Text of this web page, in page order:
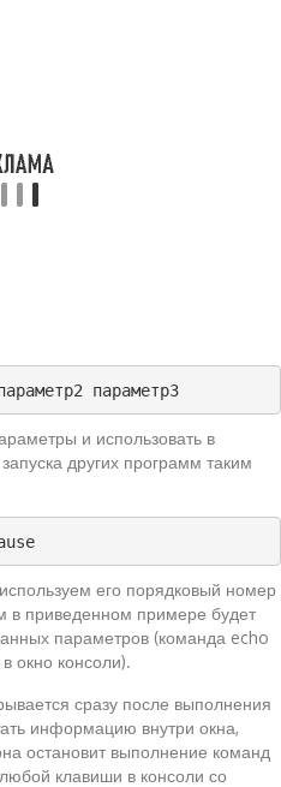
параметр3
и использовать в
других программ таким
его порядковый номер
в приведенном примере будет
параметров (команда echo
окно консоли).
сразу после выполнения
информацию внутри окна,
остановит выполнение команд
клавиши в консоли со